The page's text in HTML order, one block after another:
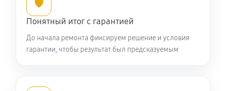
🛡️
Понятный итог с гарантией
До начала ремонта фиксируем решение и условия
гарантии, чтобы результат был предсказуемым